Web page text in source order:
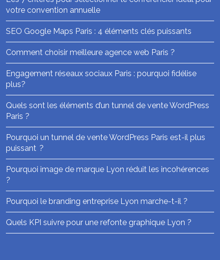
votre convention annuelle
SEO Google Maps Paris : 4 éléments clés puissants
Comment choisir meilleure agence web Paris ?
Engagement réseaux sociaux Paris : pourquoi fidélise
plus?
Quels sont les éléments d’un tunnel de vente WordPress
Paris ?
Pourquoi un tunnel de vente WordPress Paris est-il plus
puissant ?
Pourquoi image de marque Lyon réduit les incohérences
?
Pourquoi le branding entreprise Lyon marche-t-il ?
Quels KPI suivre pour une refonte graphique Lyon ?